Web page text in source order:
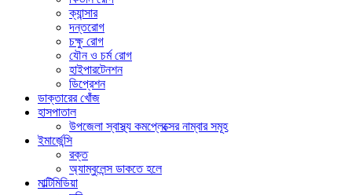
ক্যান্সার
দন্তরোগ
চক্ষু রোগ
যৌন ও চর্ম রোগ
হাইপারটেনশন
ডিপ্রেশন
ডাক্তারের খোঁজ
হাসপাতাল
উপজেলা স্বাস্থ্য কমপ্লেক্সের নাম্বার সমূহ
ইমার্জেন্সি
রক্ত
অ্যাম্বুলেন্স ডাকতে হলে
মাল্টিমিডিয়া